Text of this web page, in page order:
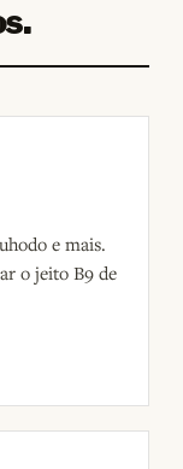
e mais.
o jeito B9 de